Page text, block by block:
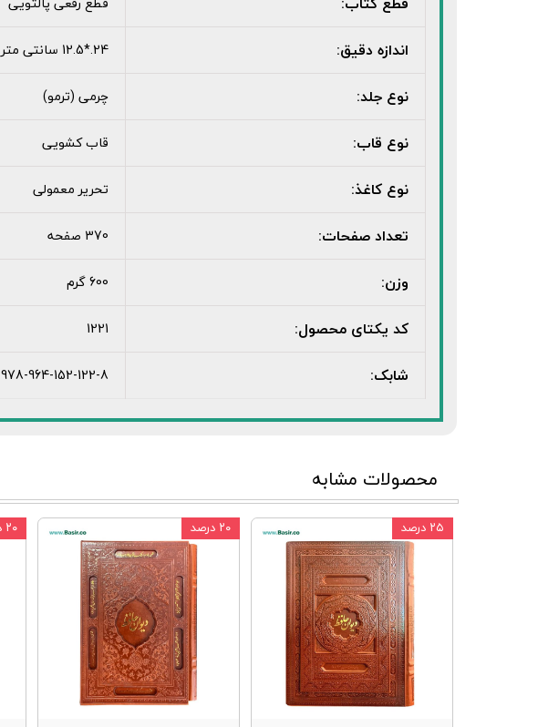
اندازه دقیق: 24.*12.5 سانتی متر
نوع جلد: چرمی (ترمو)
نوع قاب: قاب کشویی
نوع کاغذ: تحریر معمولی
تعداد صفحات: 370 صفحه
وزن: 600 گرم
کد یکتای محصول: 1221
شابک: 978-964-152-122-8
محصولات مشابه
۲۵ درصد ۲۰ درصد ۲۰ درصد